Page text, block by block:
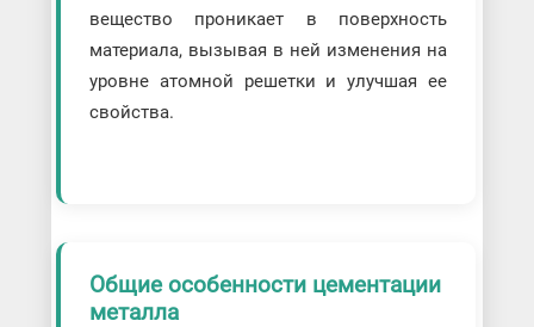
вещество проникает в поверхность
материала, вызывая в ней изменения на
уровне атомной решетки и улучшая ее
свойства.
Общие особенности цементации
металла